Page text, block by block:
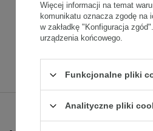
Więcej informacji na temat
komunikatu oznacza zgodę na
w zakładkę "Konfiguracja
urządzenia końcowego.
Funkcjonalne pliki
Analityczne pliki